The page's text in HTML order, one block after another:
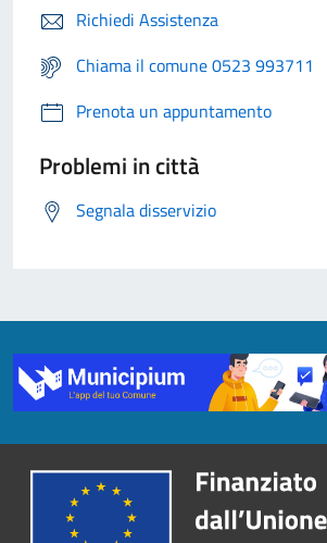
Richiedi Assistenza
Chiama il comune 0523 993711
Prenota un appuntamento
Problemi in città
Segnala disservizio